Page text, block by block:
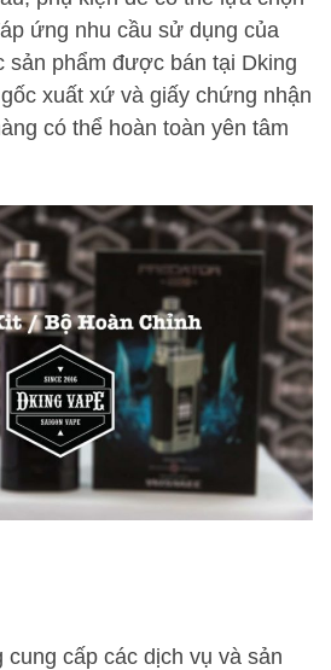
ứng nhu cầu sử dụng của
sản phẩm được bán tại Dking
xuất xứ và giấy chứng nhận
có thể hoàn toàn yên tâm
cung cấp các dịch vụ và sản